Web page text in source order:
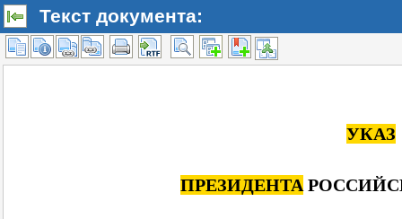
Текст документа: